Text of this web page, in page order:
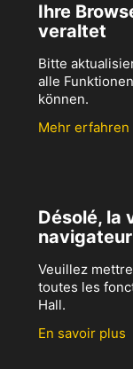
Ihre
veraltet
Bitte
alle
können.
Mehr erfahren
Désolé, la
navigateur
Veuillez
toutes les
Hall.
En savoir plus